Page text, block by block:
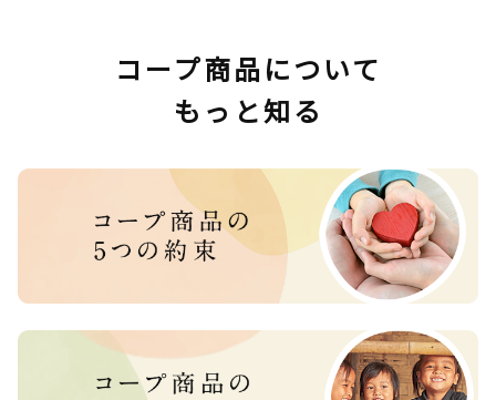
コープ商品について
もっと知る